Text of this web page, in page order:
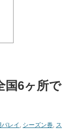
国6ヶ所で
レイ , シーズン券, ス